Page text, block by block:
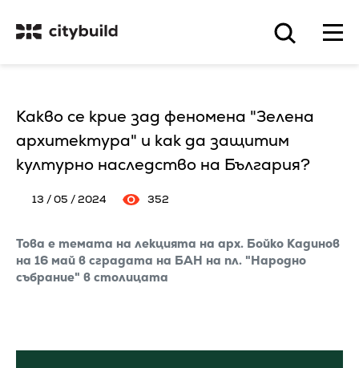
Какво се крие зад феномена "Зелена
архитектура" и как да защитим
културно наследство на България?
13 / 05 / 2024 352
Това е темата на лекцията на арх. Бойко Кадинов
на 16 май в сградата на БАН на пл. "Народно
събрание" в столицата